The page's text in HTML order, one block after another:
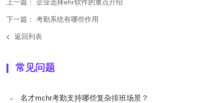
上一篇： 企业选择ehr软件的重点介绍
下一篇： 考勤系统有哪些作用
返回列表
常见问题
- 名才mchr考勤支持哪些复杂排班场景？